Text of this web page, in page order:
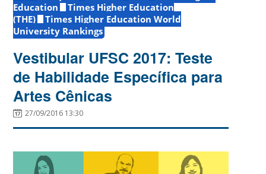
Education
Times Higher Education
(THE)
Times Higher Education World
University Rankings
Vestibular UFSC 2017: Teste
de Habilidade Específica para
Artes Cênicas
27/09/2016 13:30